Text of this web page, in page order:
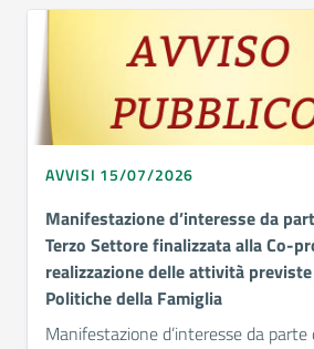
AVVISI 15/07/2026
Manifestazione d’interesse da
Terzo Settore finalizzata alla Co-
realizzazione delle attività
Politiche della Famiglia
Manifestazione d’interesse da parte